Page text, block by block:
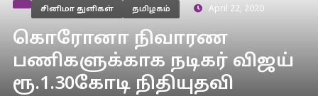
சினிமா துளிகள் தமிழகம் April 22, 2020
கொரோனா நிவாரண
பணிகளுக்காக நடிகர் விஜய்
ரூ.1.30கோடி நிதியுதவி